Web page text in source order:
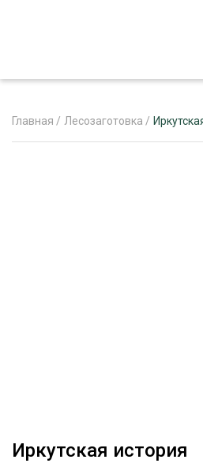
ЛЕСОВОССТАНОВЛЕНИЕ И ЗАЩИТА
ТЕМАТИЧЕСКИЕ ПРОЕКТЫ
Главная / Лесозаготовка /
Иркутская история